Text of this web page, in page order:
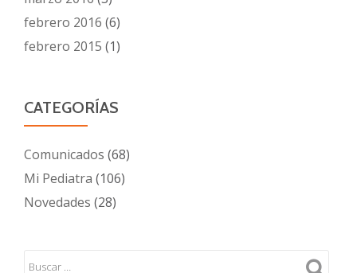
febrero 2016 (6)
febrero 2015 (1)
CATEGORÍAS
Comunicados (68)
Mi Pediatra (106)
Novedades (28)